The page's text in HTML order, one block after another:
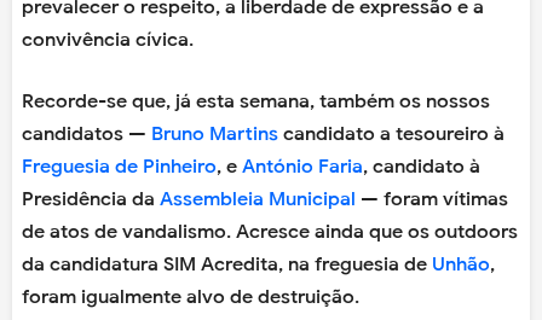
prevalecer o respeito, a liberdade de expressão e a
convivência cívica.
Recorde-se que, já esta semana, também os nossos
candidatos — Bruno Martins candidato a tesoureiro à
Freguesia de Pinheiro, e António Faria, candidato à
Presidência da Assembleia Municipal — foram vítimas
de atos de vandalismo. Acresce ainda que os outdoors
da candidatura SIM Acredita, na freguesia de Unhão,
foram igualmente alvo de destruição.